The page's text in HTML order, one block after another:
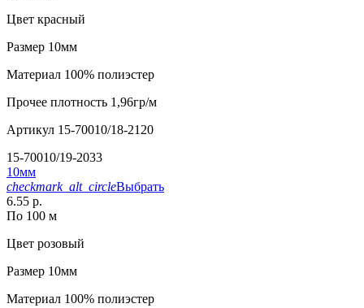
Цвет красный
Размер 10мм
Материал 100% полиэстер
Прочее плотность 1,96гр/м
Артикул 15-70010/18-2120
15-70010/19-2033
10мм
checkmark_alt_circleВыбрать
6.55 р.
По 100 м
Цвет розовый
Размер 10мм
Материал 100% полиэстер